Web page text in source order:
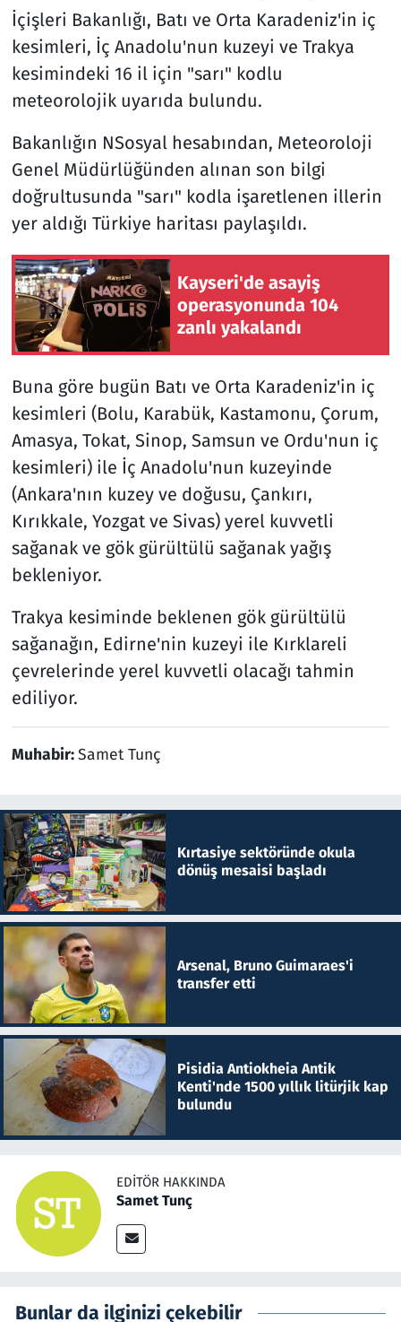
İçişleri Bakanlığı, Batı ve Orta Karadeniz'in iç
kesimleri, İç Anadolu'nun kuzeyi ve Trakya
kesimindeki 16 il için "sarı" kodlu
meteorolojik uyarıda bulundu.
Bakanlığın NSosyal hesabından, Meteoroloji
Genel Müdürlüğünden alınan son bilgi
doğrultusunda "sarı" kodla işaretlenen illerin
yer aldığı Türkiye haritası paylaşıldı.
Kayseri'de asayiş
operasyonunda 104
zanlı yakalandı
Buna göre bugün Batı ve Orta Karadeniz'in iç
kesimleri (Bolu, Karabük, Kastamonu, Çorum,
Amasya, Tokat, Sinop, Samsun ve Ordu'nun iç
kesimleri) ile İç Anadolu'nun kuzeyinde
(Ankara'nın kuzey ve doğusu, Çankırı,
Kırıkkale, Yozgat ve Sivas) yerel kuvvetli
sağanak ve gök gürültülü sağanak yağış
bekleniyor.
Trakya kesiminde beklenen gök gürültülü
sağanağın, Edirne'nin kuzeyi ile Kırklareli
çevrelerinde yerel kuvvetli olacağı tahmin
ediliyor.
Muhabir:Samet Tunç
Kırtasiye sektöründe okula
dönüş mesaisi başladı
Arsenal, Bruno Guimaraes'i
transfer etti
Pisidia Antiokheia Antik
Kenti'nde 1500 yıllık litürjik kap
bulundu
EDITÖR HAKKINDA
Samet Tunç
Bunlar da ilginizi çekebilir